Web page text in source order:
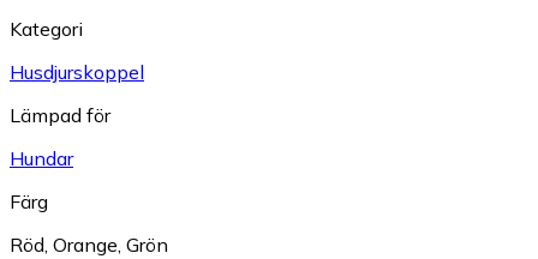
Kategori
Husdjurskoppel
Lämpad för
Hundar
Färg
Röd, Orange, Grön